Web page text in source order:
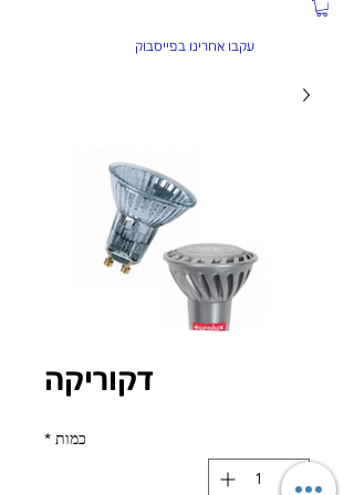
התקשרו עכשיו:
עקבו אחרינו בפייסבוק
דקוריקה
כמות *